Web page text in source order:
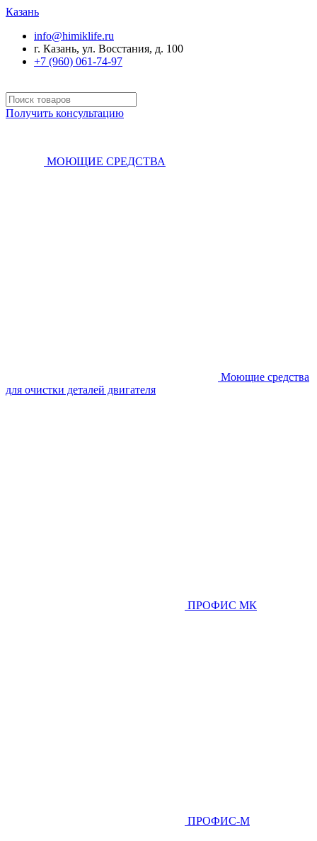
Казань
info@himiklife.ru
г. Казань, ул. Восстания, д. 100
+7 (960) 061-74-97
Получить консультацию
МОЮЩИЕ СРЕДСТВА
Моющие средства
для очистки деталей двигателя
ПРОФИС МК
ПРОФИС-М